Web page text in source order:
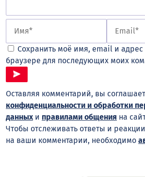
Сохранить моё имя, email и адрес
браузере для последующих моих
Оставляя комментарий, вы
конфиденциальности и обработки
данныхи правилами общения на
Чтобы отслеживать ответы и
на ваши комментарии, необходимо